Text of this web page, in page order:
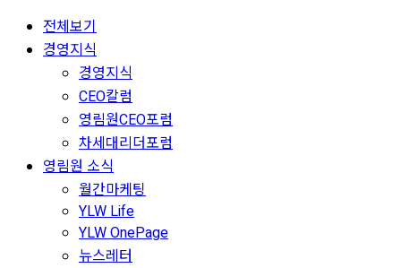
전체보기
경영지식
경영지식
CEO칼럼
영림원CEO포럼
차세대리더포럼
영림원 소식
월간마케팅
YLW Life
YLW OnePage
뉴스레터